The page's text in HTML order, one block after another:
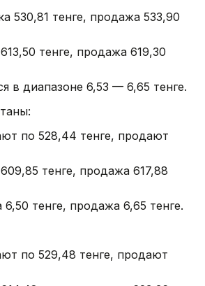
530,81 тенге, продажа 533,90
тенге, продажа 619,30
в диапазоне 6,53 — 6,65 тенге.
по 528,44 тенге, продают
тенге, продажа 617,88
тенге, продажа 6,65 тенге.
по 529,48 тенге, продают